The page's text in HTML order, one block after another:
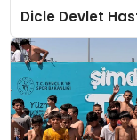
Dicle Devlet